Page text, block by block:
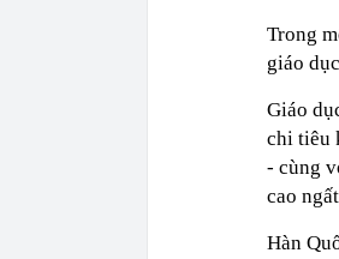
Trong
giáo
Giáo
chi tiêu
- cùng
cao
Hàn